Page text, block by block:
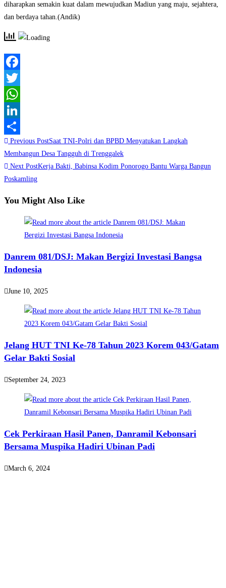
diharapkan semakin kuat dalam mewujudkan Madiun yang maju, sejahtera,
dan berdaya tahan.(Andik)
Facebook
Twitter
WhatsApp
LinkedIn
Share
Read
more
articles
Previous PostSaat TNI-Polri dan BPBD Menyatukan Langkah
Membangun Desa Tangguh di Trenggalek
Next PostKerja Bakti, Babinsa Kodim Ponorogo Bantu Warga Bangun
Poskamling
You Might Also Like
Danrem 081/DSJ: Makan Bergizi Investasi Bangsa
Indonesia
June 10, 2025
Jelang HUT TNI Ke-78 Tahun 2023 Korem 043/Gatam
Gelar Bakti Sosial
September 24, 2023
Cek Perkiraan Hasil Panen, Danramil Kebonsari
Bersama Muspika Hadiri Ubinan Padi
March 6, 2024